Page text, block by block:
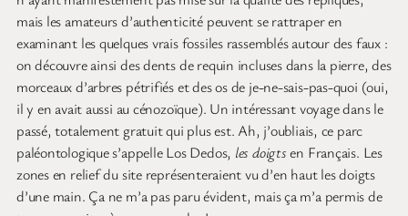
mais les amateurs d’authenticité peuvent se rattraper en
examinant les quelques vrais fossiles rassemblés autour des faux :
on découvre ainsi des dents de requin incluses dans la pierre, des
morceaux d’arbres pétrifiés et des os de je-ne-sais-pas-quoi (oui,
il y en avait aussi au cénozoïque). Un intéressant voyage dans le
passé, totalement gratuit qui plus est. Ah, j’oubliais, ce parc
paléontologique s’appelle Los Dedos, les doigtsen Français. Les
zones en relief du site représenteraient vu d’en haut les doigts
d’une main. Ça ne m’a pas paru évident, mais ça m’a permis de